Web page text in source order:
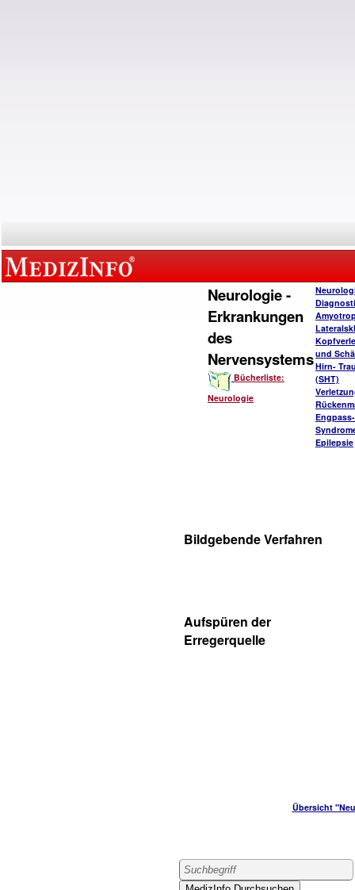
Neurologie -
Erkrankungen
des
Nervensystems
Bücherliste:
Neurologie
und
Hirn-
(SHT)
Engpass-
Epilepsie
Bildgebende Verfahren
Aufspüren der
Erregerquelle
Übersicht